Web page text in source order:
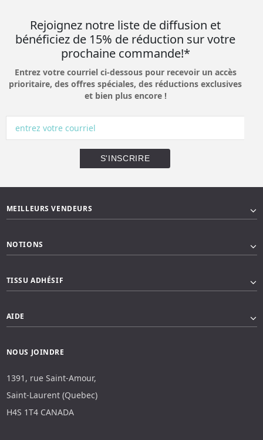
Rejoignez notre liste de diffusion et
bénéficiez de 15% de réduction sur votre
prochaine commande!*
Entrez votre courriel ci-dessous pour recevoir un accès
prioritaire, des offres spéciales, des réductions exclusives
et bien plus encore !
MEILLEURS VENDEURS
NOTIONS
TISSU ADHÉSIF
AIDE
NOUS JOINDRE
1391, rue Saint-Amour,
Saint-Laurent (Quebec)
H4S 1T4 CANADA